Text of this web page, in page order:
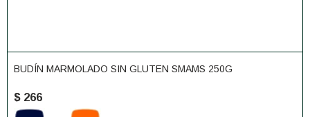
BUDÍN MARMOLADO SIN GLUTEN SMAMS 250G
$ 266